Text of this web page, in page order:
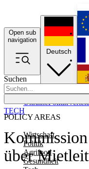
Open sub
navigation
Suchen
POLICY AREAS
Wirtschaft
Politik
Agrifood
Gesundheit
UkrainePolitik
Deutsch
über
TECH